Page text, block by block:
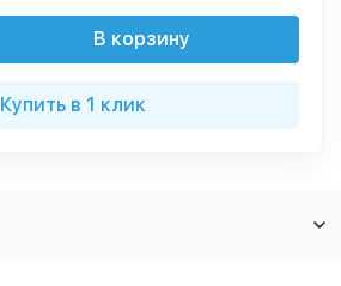
В корзину
Купить в 1 клик